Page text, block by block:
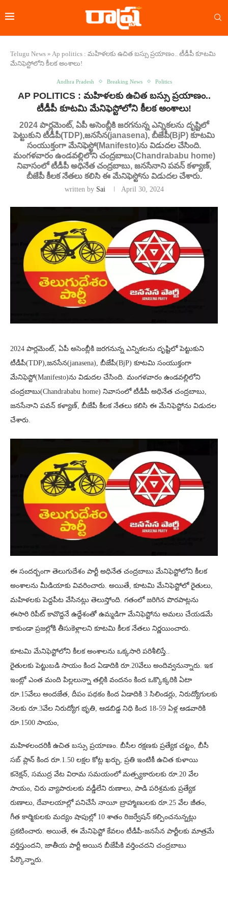
Telugu News » Ap politics : మహిళలకు ఉచిత బస్సు ప్రయాణం.. టీడీపీ కూటమి
మేనిఫెస్టోలోని కీలక అంశాలు!
Andhra Pradesh Breaking News Politics
AP POLITICS : మహిళలకు ఉచిత బస్సు ప్రయాణం..
టీడీపీ కూటమి మేనిఫెస్టోలోని కీలక అంశాలు!
2024 పార్లమెంట్, ఏపీ అసెంబ్లీకి జరగనున్న ఎన్నికలను దృష్టిలో
పెట్టుకుని టీడీపీ(TDP),జనసేన(janasena), బీజేపీ(BjP) కూటమి
సంయుక్తంగా మేనిఫెస్టో(Manifesto)ను విడుదల చేసింది.
మంగళవారం ఉండవల్లిలోని చంద్రబాబు(Chandrababu home)
నివాసంలో టీడీపీ అధినేత చంద్రబాబు, జనసేనాని పవన్ కళ్యాణ్,
బీజేపీ కీలక నేతలు కలిసి ఈ మేనిఫెస్టోను విడుదల చేశారు.
written by Sai April 30, 2024
2024 పార్లమెంట్, ఏపీ అసెంబ్లీకి జరగనున్న ఎన్నికలను దృష్టిలో పెట్టుకుని
టీడీపీ(TDP),జనసేన(janasena), బీజేపీ(BjP) కూటమి సంయుక్తంగా
మేనిఫెస్టో(Manifesto)ను విడుదల చేసింది. మంగళవారం ఉండవల్లిలోని
చంద్రబాబు(Chandrababu home) నివాసంలో టీడీపీ అధినేత చంద్రబాబు,
జనసేనాని పవన్ కళ్యాణ్, బీజేపీ కీలక నేతలు కలిసి ఈ మేనిఫెస్టోను విడుదల
చేశారు.
ఈ సందర్బంగా తెలుగుదేశం పార్టీ అధినేత చంద్రబాబు మేనిఫెస్టోలోని కీలక
అంశాలను మీడియాకు వివరించారు. అయితే, కూటమి మేనిఫెస్టోలో రైతులు,
మహిళలకు పెద్దపీట వేసినట్లు తెలుస్తోంది. గతంలో జరిగిన పొరపాట్లను
ఈసారి రిపీట్ కావొద్దనే ఉద్దేశంతో ఉమ్మడిగా మేనిఫెస్టోను అమలు చేయడమే
కాకుండా ప్రజల్లోకి తీసుకెళ్లాలని కూటమి కీలక నేతలు నిర్ణయించారు.
కూటమి మేనిఫెస్టోలోని కీలక అంశాలను ఒక్కసారి పరిశీలిస్తే..
రైతులకు పెట్టుబడి సాయం కింద ఏడాదికి రూ.20వేలు అందివ్వనున్నారు. ఇక
ఇంట్లో ఎంత మంది పిల్లలున్నా తల్లికి వందనం కింద ఒక్కొక్కరికి ఏటా
రూ.15వేలు అందజేత, దీపం పథకం కింద ఏడాదికి 3 సిలిండర్లు, నిరుద్యోగులకు
నెలకు రూ.3వేల నిరుద్యోగ భృతి, ఆడబిడ్డ నిధి కింద 18-59 ఏళ్ల ఆడవారికి
రూ.1500 సాయం,
మహిళలందరికీ ఉచిత బస్సు ప్రయాణం. బీసీల రక్షణకు ప్రత్యేక చట్టం, బీసీ
సబ్ ప్లాన్ కింద రూ.1.50 లక్షల కోట్ల ఖర్చు, ప్రతి ఇంటికీ ఉచిత కుళాయి
కనెక్షన్, సముద్ర వేట విరామ సమయంలో మత్స్యకారులకు రూ.20 వేల
సాయం, చిరు వ్యాపారులకు వడ్డీలేని రుణాలు, పాడి పరిశ్రమకు ప్రత్యేక
రుణాలు, దేవాలయాల్లో పనిచేసే నాయీ బ్రాహ్మాణులకు రూ.25 వేల జీతం,
గీత కార్మికులకు మద్యం షాపుల్లో 10 శాతం రిజర్వేషన్ కల్పించనున్నట్లు
ప్రకటించారు. అయితే, ఈ మేనిఫెస్టో కేవలం టీడీపీ-జనసేన పార్టీలకు మాత్రమే
వర్తిస్తుందని, జాతీయ పార్టీ అయిన బీజేపీకి వర్తించదని చంద్రబాబు
పేర్కొన్నారు.